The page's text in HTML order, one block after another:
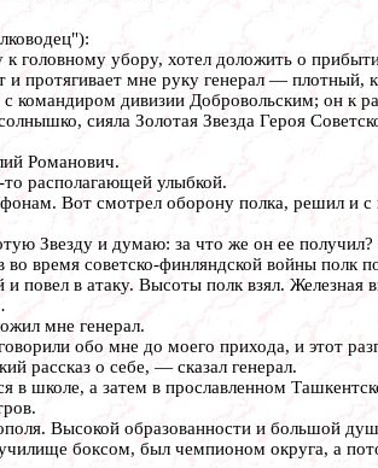
убору, хотел доложить о
и протягивает мне руку генерал —
командиром дивизии Добровольским; он к
сияла Золотая Звезда Героя
Романович.
то располагающей улыбкой.
Вот смотрел оборону полка, решил и
Звезду и думаю: за что же он ее получил?
время советско-финляндской войны полк
повел в атаку. Высоты полк взял.
мне генерал.
обо мне до моего прихода, и этот
рассказ о себе, — сказал генерал.
школе, а затем в прославленном
Высокой образованности и большой
боксом, был чемпионом округа, а